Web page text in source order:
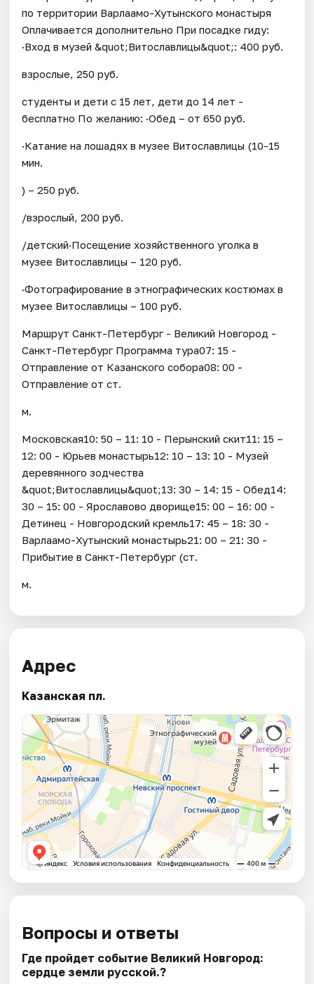
по территории Варлаамо-Хутынского монастыря
Оплачивается дополнительно При посадке гиду:
·Вход в музей &quot;Витославлицы&quot;: 400 руб.
взрослые, 250 руб.
студенты и дети с 15 лет, дети до 14 лет -
бесплатно По желанию: ·Обед – от 650 руб.
·Катание на лошадях в музее Витославлицы (10-15
мин.
) – 250 руб.
/взрослый, 200 руб.
/детский·Посещение хозяйственного уголка в
музее Витославлицы – 120 руб.
·Фотографирование в этнографических костюмах в
музее Витославлицы – 100 руб.
Маршрут Санкт-Петербург - Великий Новгород -
Санкт-Петербург Программа тура07: 15 -
Отправление от Казанского собора08: 00 -
Отправление от ст.
м.
Московская10: 50 – 11: 10 - Перынский скит11: 15 –
12: 00 - Юрьев монастырь12: 10 – 13: 10 - Музей
деревянного зодчества
&quot;Витославлицы&quot;13: 30 – 14: 15 - Обед14:
30 – 15: 00 - Ярославово дворище15: 00 – 16: 00 -
Детинец - Новгородский кремль17: 45 – 18: 30 -
Варлаамо-Хутынский монастырь21: 00 – 21: 30 -
Прибытие в Санкт-Петербург (ст.
м.
Адрес
Казанская пл.
Вопросы и ответы
Где пройдет событие Великий Новгород:
сердце земли русской.?